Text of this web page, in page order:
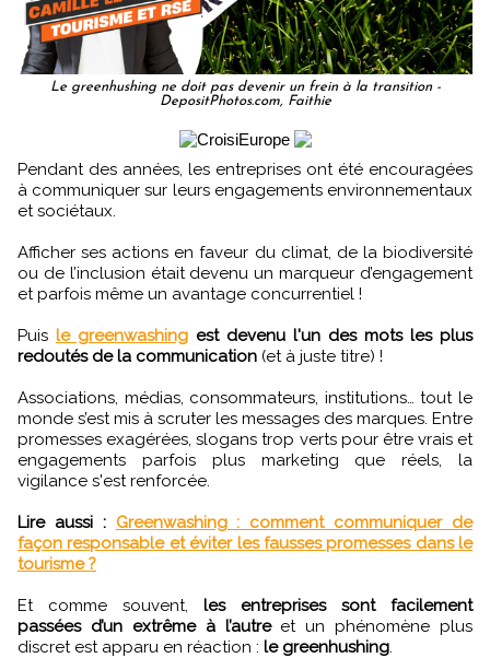
Le greenhushing ne doit pas devenir un frein à la transition -
DepositPhotos.com, Faithie
Pendant des années, les entreprises ont été encouragées
à communiquer sur leurs engagements environnementaux
et sociétaux.
Afficher ses actions en faveur du climat, de la biodiversité
ou de l’inclusion était devenu un marqueur d’engagement
et parfois même un avantage concurrentiel !
Puis le greenwashing est devenu l'un des mots les plus
redoutés de la communication (et à juste titre) !
Associations, médias, consommateurs, institutions… tout le
monde s’est mis à scruter les messages des marques. Entre
promesses exagérées, slogans trop verts pour être vrais et
engagements parfois plus marketing que réels, la
vigilance s'est renforcée.
Lire aussi : Greenwashing : comment communiquer de
façon responsable et éviter les fausses promesses dans le
tourisme ?
Et comme souvent, les entreprises sont facilement
passées d’un extrême à l’autreet un phénomène plus
discret est apparu en réaction : le greenhushing.